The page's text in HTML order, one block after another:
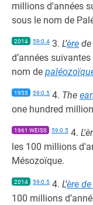
millions d'années
sous le nom de
2014 59:0.4 3. L’ère
d’années
nom de
1955 59:0.5 4. The
one hundred
1961 WEISS 59:0.5 4.
les 100 millions
Mésozoïque.
2014 59:0.5 4. L’ère
100 millions